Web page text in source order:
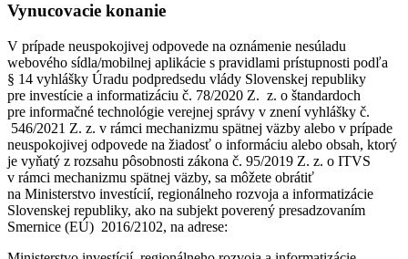
Vynucovacie konanie
V prípade neuspokojivej odpovede na oznámenie nesúladu
webového sídla/mobilnej aplikácie s pravidlami prístupnosti podľa
§ 14 vyhlášky Úradu podpredsedu vlády Slovenskej republiky
pre investície a informatizáciu č. 78/2020 Z. z. o štandardoch
pre informačné technológie verejnej správy v znení vyhlášky č.
546/2021 Z. z. v rámci mechanizmu spätnej väzby alebo v prípade
neuspokojivej odpovede na žiadosť o informáciu alebo obsah, ktorý
je vyňatý z rozsahu pôsobnosti zákona č. 95/2019 Z. z. o ITVS
v rámci mechanizmu spätnej väzby, sa môžete obrátiť
na Ministerstvo investícií, regionálneho rozvoja a informatizácie
Slovenskej republiky, ako na subjekt poverený presadzovaním
Smernice (EÚ) 2016/2102, na adrese: